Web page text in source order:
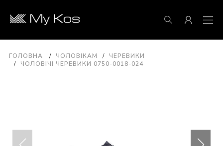
ГОЛОВНА ЧОЛОВІКАМ
ЧЕРЕВИКИ
ЧОЛОВІЧІ ЧЕРЕВИКИ 0750-0018-024